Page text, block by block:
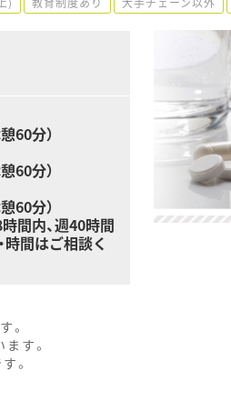
憩60分）
憩60分）
憩60分）
間内、週40時間
時間はご相談く
。
す。
。